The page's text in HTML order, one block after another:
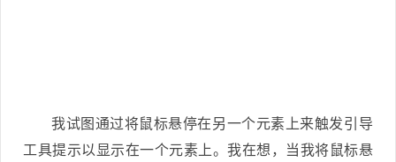
我试图通过将鼠标悬停在另一个元素上来触发引导
工具提示以显示在一个元素上。我在想，当我将鼠标悬